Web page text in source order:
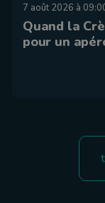
7 août 2026 à
Quand la
pour un